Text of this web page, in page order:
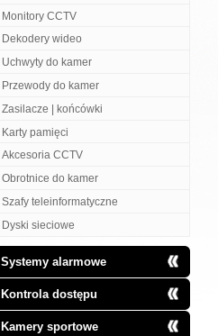
Monitory CCTV
Dekodery wideo
Uchwyty do kamer
Przewody do kamer
Zasilacze | końcówki
Karty pamięci
Akcesoria CCTV
Obrotnice do kamer
Szafy teleinformatyczne
Dyski sieciowe
Systemy alarmowe
Kontrola dostępu
Kamery sportowe